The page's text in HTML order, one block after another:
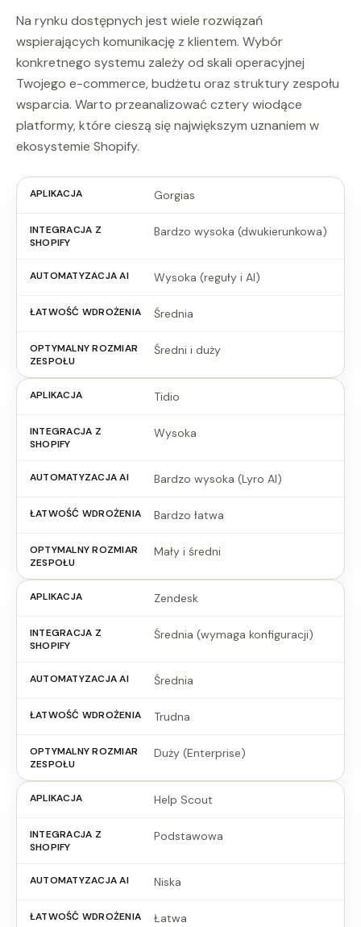
Na rynku dostępnych jest wiele rozwiązań
wspierających komunikację z klientem. Wybór
konkretnego systemu zależy od skali operacyjnej
Twojego e-commerce, budżetu oraz struktury zespołu
wsparcia. Warto przeanalizować cztery wiodące
platformy, które cieszą się największym uznaniem w
ekosystemie Shopify.
Gorgias
Bardzo wysoka (dwukierunkowa)
Wysoka (reguły i AI)
Średnia
Średni i duży
Tidio
Wysoka
Bardzo wysoka (Lyro AI)
Bardzo łatwa
Mały i średni
Zendesk
Średnia (wymaga konfiguracji)
Średnia
Trudna
Duży (Enterprise)
Help Scout
Podstawowa
Niska
Łatwa